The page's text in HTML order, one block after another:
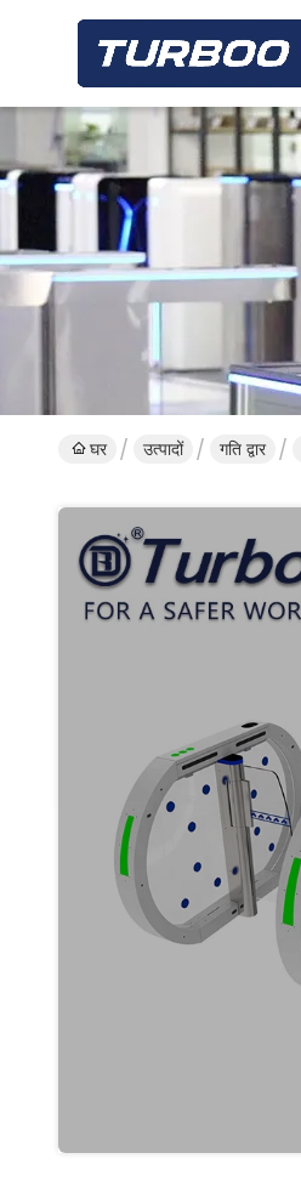
घर उत्पादों गति द्वार